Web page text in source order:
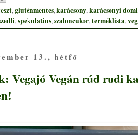
,gluténmentes,karácsony,karácsonyi
,spekulatius,szaloncukor,terméklista,
13., hétfő
Vegajó Vegán rúd rudi